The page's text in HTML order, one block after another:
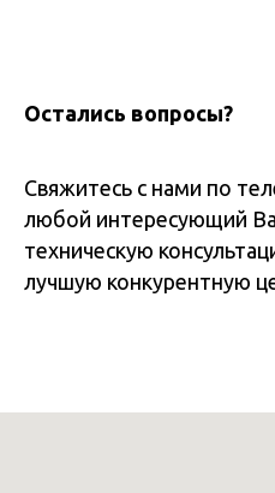
Остались вопросы?
Свяжитесь с нами по
любой интересующий
техническую
лучшую конкурентную